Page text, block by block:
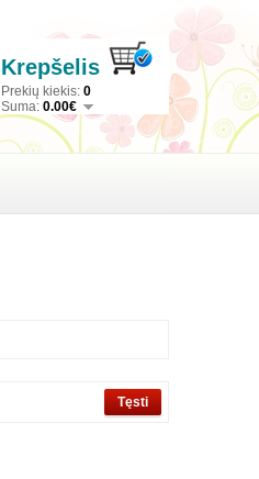
Krepšelis
Prekių kiekis: 0
Suma: 0.00€
Tęsti